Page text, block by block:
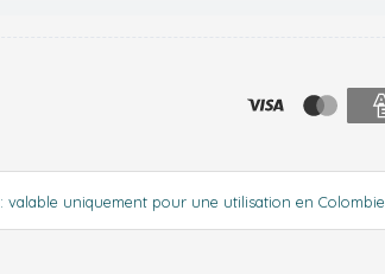
: valable uniquement pour une utilisation en Colombie